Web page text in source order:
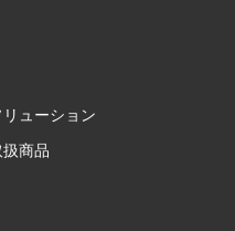
リューション
扱商品